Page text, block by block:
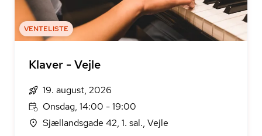
VENTELISTE
Klaver - Vejle
19. august, 2026
Onsdag, 14:00 - 19:00
Sjællandsgade 42, 1. sal., Vejle